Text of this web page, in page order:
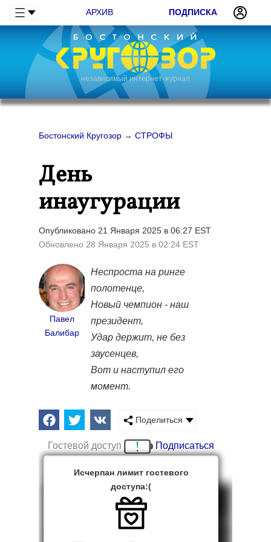
АРХИВ ПОДПИСКА
независимый интернет-журнал
Бостонский Кругозор → СТРОФЫ
День
инаугурации
Опубликовано 21 Января 2025 в 06:27 EST
Обновлено 28 Января 2025 в 02:24 EST
Павел
Балибар
Неспроста на ринге
полотенце,
Новый чемпион - наш
президент,
Удар держит, не без
заусенцев,
Вот и наступил его
момент.
Поделиться
Гостевой доступ Подписаться
Исчерпан лимит гостевого
доступа:(